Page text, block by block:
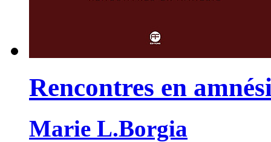
Rencontres en
Marie L.Borgia